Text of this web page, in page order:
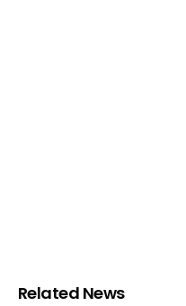
Related News